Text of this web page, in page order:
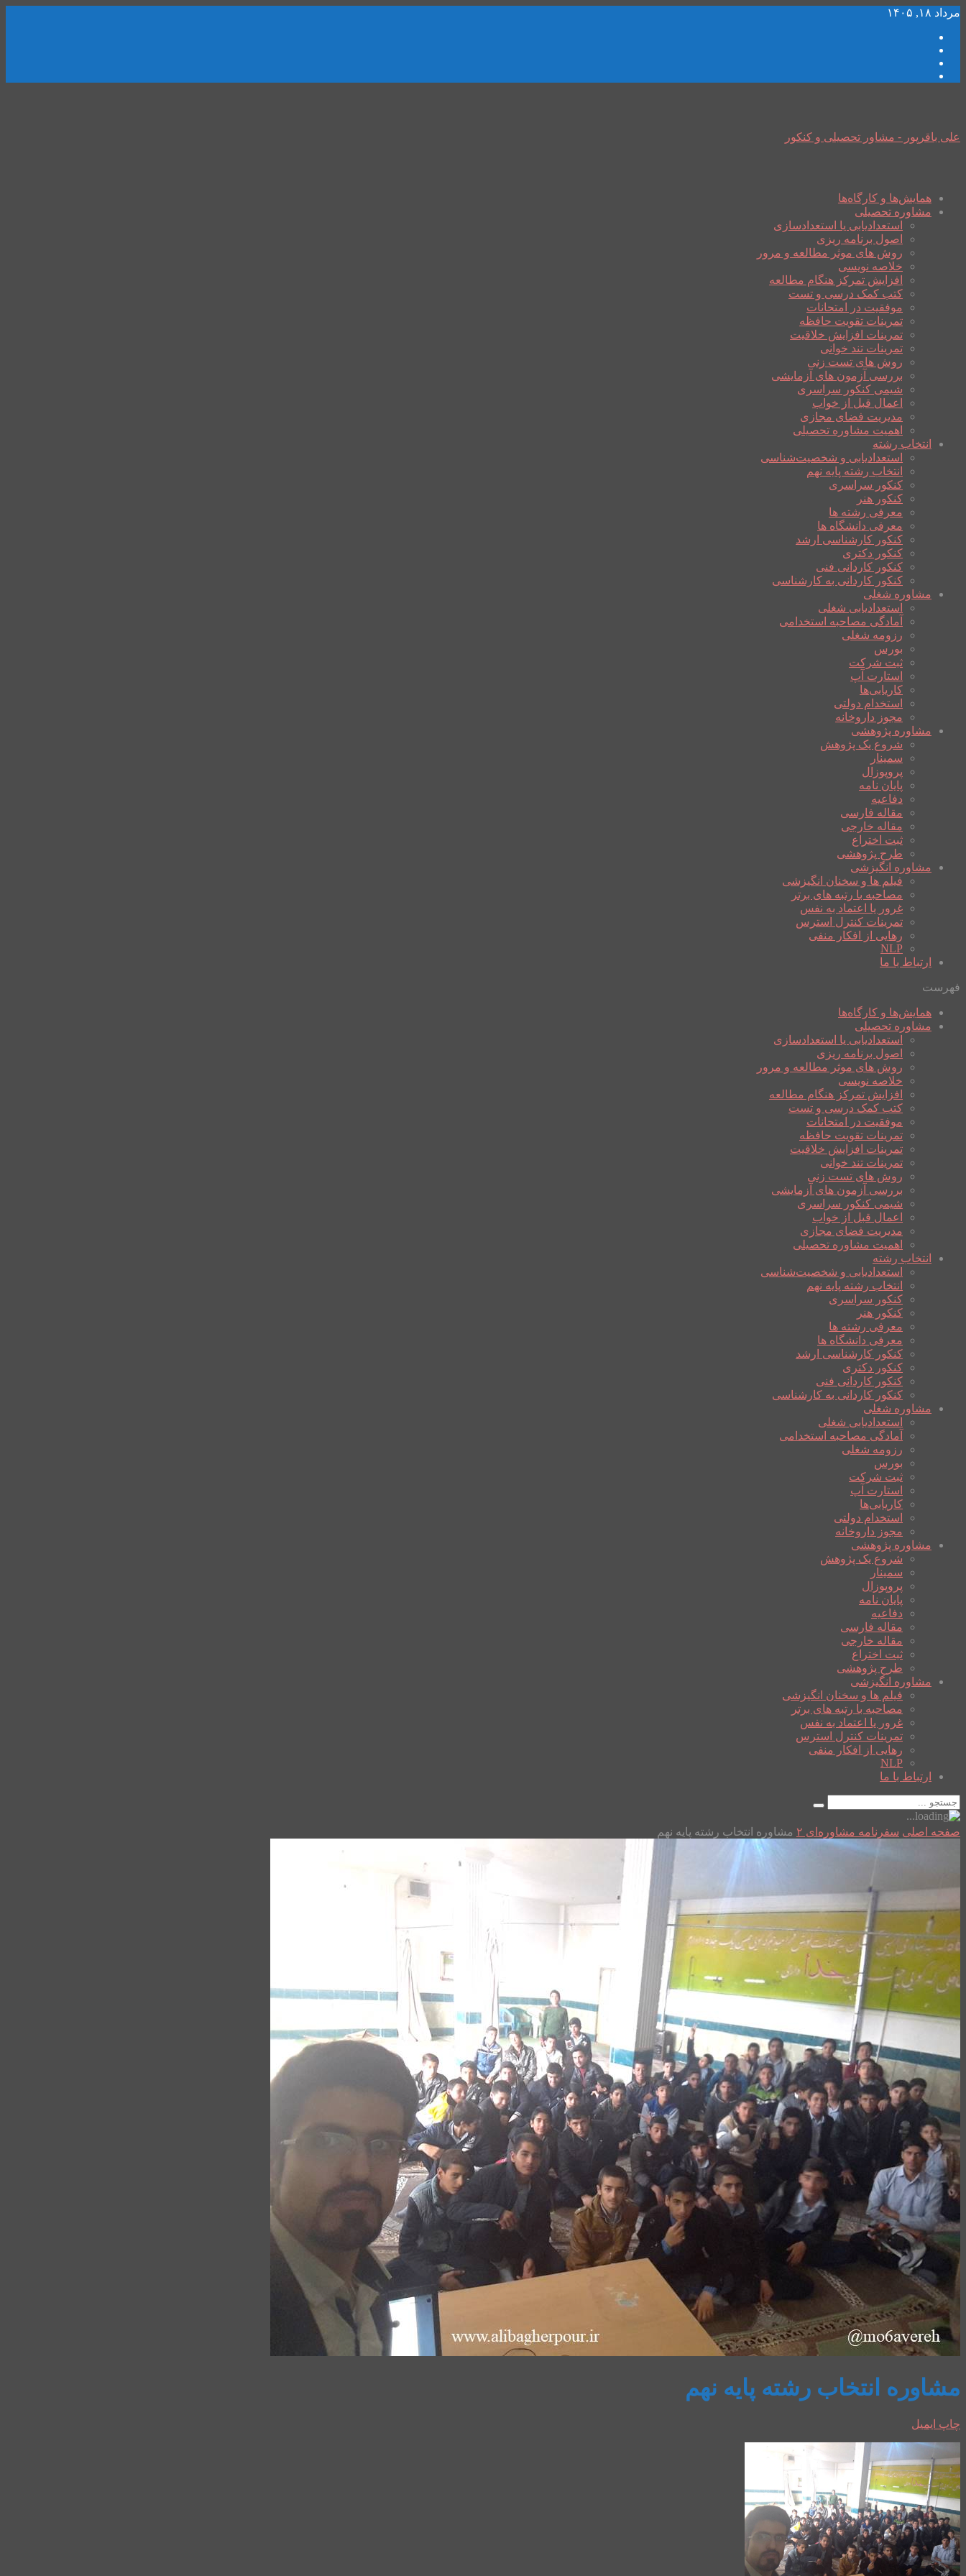
مرداد ۱۸, ۱۴۰۵
علی باقرپور - مشاور تحصیلی و کنکور
همایش‌ها و کارگاه‌ها
مشاوره تحصیلی
استعدادیابی یا استعدادسازی
اصول برنامه ریزی
روش های موثر مطالعه و مرور
خلاصه نویسی
افزایش تمرکز هنگام مطالعه
کتب کمک درسی و تست
موفقیت در امتحانات
تمرینات تقویت حافظه
تمرینات افزایش خلاقیت
تمرینات تند خوانی
روش های تست زنی
بررسی آزمون های آزمایشی
شیمی کنکور سراسری
اعمال قبل از خواب
مدیریت فضای مجازی
اهمیت مشاوره تحصیلی
انتخاب رشته
استعدادیابی و شخصیت‌شناسی
انتخاب رشته پایه نهم
کنکور سراسری
کنکور هنر
معرفی رشته ها
معرفی دانشگاه ها
کنکور کارشناسی ارشد
کنکور دکتری
کنکور کاردانی فنی
کنکور کاردانی به کارشناسی
مشاوره شغلی
استعدادیابی شغلی
آمادگی مصاحبه استخدامی
رزومه شغلی
بورس
ثبت شرکت
استارت آپ
کاریابی‌ها
استخدام دولتی
مجوز داروخانه
مشاوره پژوهشی
شروع یک پژوهش
سمینار
پروپوزال
پایان نامه
دفاعیه
مقاله فارسی
مقاله خارجی
ثبت اختراع
طرح پژوهشی
مشاوره انگیزشی
فیلم ها و سخنان انگیزشی
مصاحبه با رتبه های برتر
غرور یا اعتماد به نفس
تمرینات کنترل استرس
رهایی از افکار منفی
NLP
ارتباط با ما
فهرست
همایش‌ها و کارگاه‌ها
مشاوره تحصیلی
استعدادیابی یا استعدادسازی
اصول برنامه ریزی
روش های موثر مطالعه و مرور
خلاصه نویسی
افزایش تمرکز هنگام مطالعه
کتب کمک درسی و تست
موفقیت در امتحانات
تمرینات تقویت حافظه
تمرینات افزایش خلاقیت
تمرینات تند خوانی
روش های تست زنی
بررسی آزمون های آزمایشی
شیمی کنکور سراسری
اعمال قبل از خواب
مدیریت فضای مجازی
اهمیت مشاوره تحصیلی
انتخاب رشته
استعدادیابی و شخصیت‌شناسی
انتخاب رشته پایه نهم
کنکور سراسری
کنکور هنر
معرفی رشته ها
معرفی دانشگاه ها
کنکور کارشناسی ارشد
کنکور دکتری
کنکور کاردانی فنی
کنکور کاردانی به کارشناسی
مشاوره شغلی
استعدادیابی شغلی
آمادگی مصاحبه استخدامی
رزومه شغلی
بورس
ثبت شرکت
استارت آپ
کاریابی‌ها
استخدام دولتی
مجوز داروخانه
مشاوره پژوهشی
شروع یک پژوهش
سمینار
پروپوزال
پایان نامه
دفاعیه
مقاله فارسی
مقاله خارجی
ثبت اختراع
طرح پژوهشی
مشاوره انگیزشی
فیلم ها و سخنان انگیزشی
مصاحبه با رتبه های برتر
غرور یا اعتماد به نفس
تمرینات کنترل استرس
رهایی از افکار منفی
NLP
ارتباط با ما
صفحه اصلی سفرنامه مشاوره‌ای ۲ مشاوره انتخاب رشته پایه نهم
مشاوره انتخاب رشته پایه نهم
چاپ ایمیل